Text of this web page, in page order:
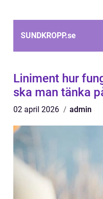
SUNDKROPP.se
Liniment hur
ska man tänka
02 april 2026 admin